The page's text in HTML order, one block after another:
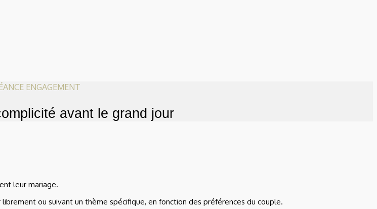
ENGAGEMENT
avant le grand jour
leur mariage.
ou suivant un thème spécifique, en fonction des préférences du couple.